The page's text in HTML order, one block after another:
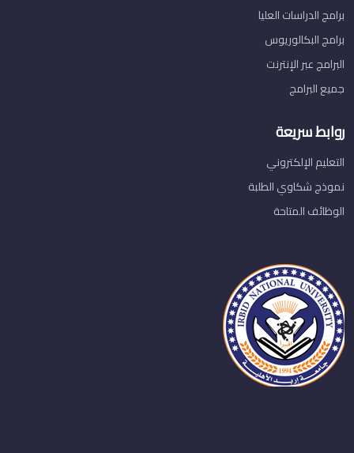
برامج الدراسات العليا
برامج البكالوريوس
البرامج عبر الإنترنت
جميع البرامج
روابط سريعة
التعليم الإلكتروني
نموذج شكاوي الطلبة
الوظائف المتاحة